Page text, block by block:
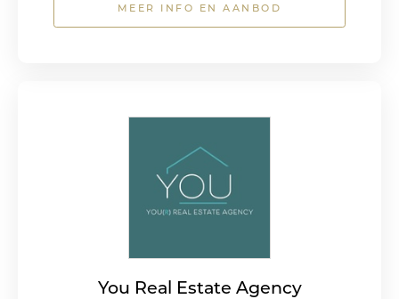
MEER INFO EN AANBOD
You Real Estate Agency